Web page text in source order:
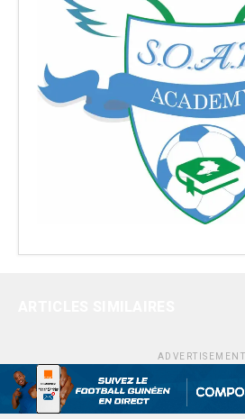
ADVERTISEMENT